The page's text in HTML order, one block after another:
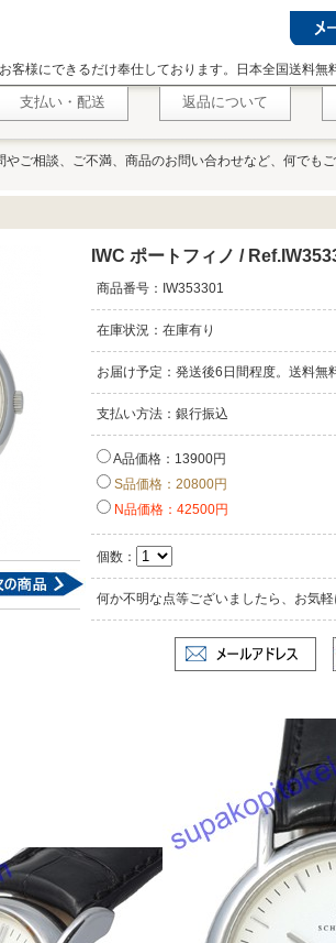
様にできるだけ奉仕しております。日本全国送料無
支払い・配送 返品について
やご相談、ご不満、商品のお問い合わせなど、何でも
IWC ポートフィノ /
商品番号：IW353301
在庫状況：在庫有り
お届け予定：発送後6日間程度。送料無
支払い方法：銀行振込
A品価格：13900円
S品価格：20800円
N品価格：42500円
個数：
何か不明な点等ございましたら、お気軽